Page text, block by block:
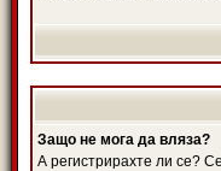
Защо не мога да вляза?
А регистрирахте ли се?